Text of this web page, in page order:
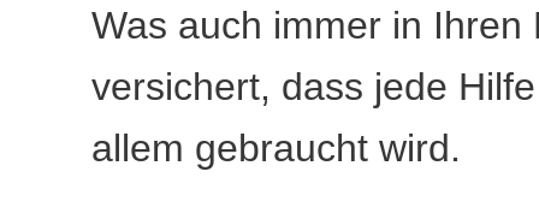
Was auch immer in
versichert, dass jede
allem gebraucht wird.